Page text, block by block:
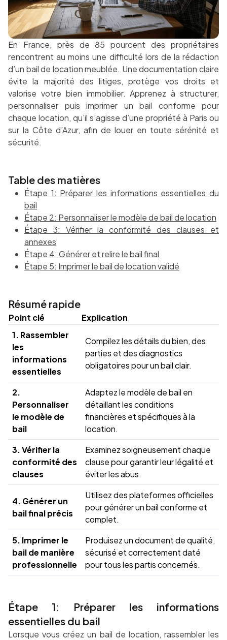
En France, près de 85 pourcent des propriétaires
rencontrent au moins une difficulté lors de la rédaction
d’un bail de location meublée. Une documentation claire
évite la majorité des litiges, protège vos droits et
valorise votre bien immobilier. Apprenez à structurer,
personnaliser puis imprimer un bail conforme pour
chaque location, qu’il s’agisse d’une propriété à Paris ou
sur la Côte d’Azur, afin de louer en toute sérénité et
sécurité.
Table des matières
Étape 1: Préparer les informations essentielles du
bail
Étape 2: Personnaliser le modèle de bail de location
Étape 3: Vérifier la conformité des clauses et
annexes
Étape 4: Générer et relire le bail final
Étape 5: Imprimer le bail de location validé
Résumé rapide
Point clé
Explication
1. Rassembler
les
informations
essentielles
Compilez les détails du bien, des
parties et des diagnostics
obligatoires pour un bail clair.
2.
Personnaliser
le modèle de
bail
Adaptez le modèle de bail en
détaillant les conditions
financières et spécifiques à la
location.
3. Vérifier la
conformité des
clauses
Examinez soigneusement chaque
clause pour garantir leur légalité et
éviter les abus.
4. Générer un
bail final précis
Utilisez des plateformes officielles
pour générer un bail conforme et
complet.
5. Imprimer le
bail de manière
professionnelle
Produisez un document de qualité,
sécurisé et correctement daté
pour tous les partis concernés.
Étape 1: Préparer les informations
essentielles du bail
Lorsque vous créez un bail de location, rassembler les